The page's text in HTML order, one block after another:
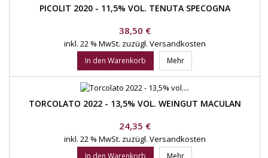
PICOLIT 2020 - 11,5% VOL. TENUTA SPECOGNA
Preis
38,50 €
inkl. 22 % MwSt. zuzügl. Versandkosten
In den Warenkorb Mehr
TORCOLATO 2022 - 13,5% VOL. WEINGUT MACULAN
Preis
24,35 €
inkl. 22 % MwSt. zuzügl. Versandkosten